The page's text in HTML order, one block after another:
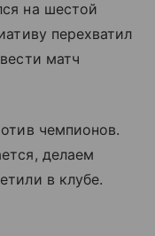
на шестой
перехватил
матч
чемпионов.
делаем
в клубе.